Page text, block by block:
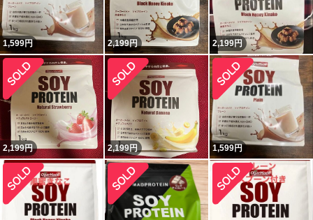
1,599円 2,199円 2,199円
2,199円 2,199円 1,599円